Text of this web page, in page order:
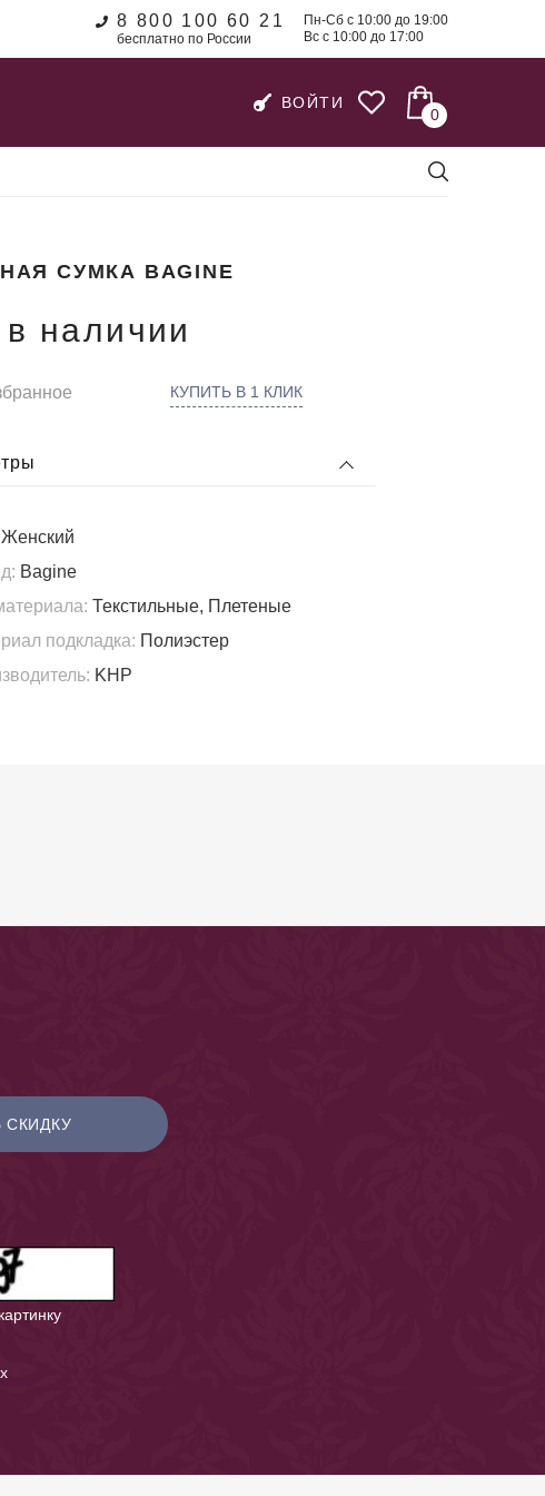
8 800 100 60 21
бесплатно по России
Пн-Сб с 10:00 до 19:00
Вс с 10:00 до 17:00
ВОЙТИ
0
СУМКА BAGINE
наличии
КУПИТЬ В 1 КЛИК
Женский
Bagine
Текстильные, Плетеные
подкладка: Полиэстер
KHP
СКИДКУ